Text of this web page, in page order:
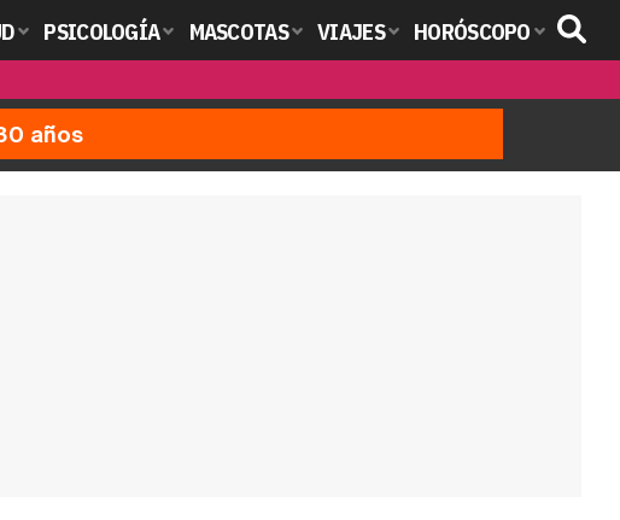
PSICOLOGÍA MASCOTAS VIAJES HORÓSCOPO
años